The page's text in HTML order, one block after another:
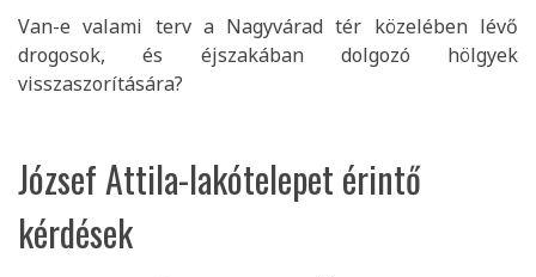
Van-e valami terv a Nagyvárad tér közelében lévő
drogosok, és éjszakában dolgozó hölgyek
visszaszorítására?
József Attila-lakótelepet érintő
kérdések